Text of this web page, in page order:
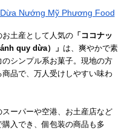
Nướng Mỹ Phương Food
土産として人気の 「ココナッ
quy dừa）」 は、爽やかで素
シンプル系お菓子。現地の方
商品で、万人受けしやすい味わ
ーパーや空港、お土産店など
入でき、個包装の商品も多